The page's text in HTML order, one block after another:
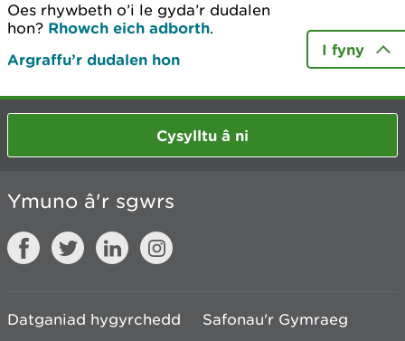
Oes rhywbeth o’i le gyda’r dudalen
hon? Rhowch eich adborth.
Argraffu’r dudalen hon
I fyny
Cysylltu â ni
Ymuno â'r sgwrs
Datganiad hygyrchedd Safonau'r Gymraeg